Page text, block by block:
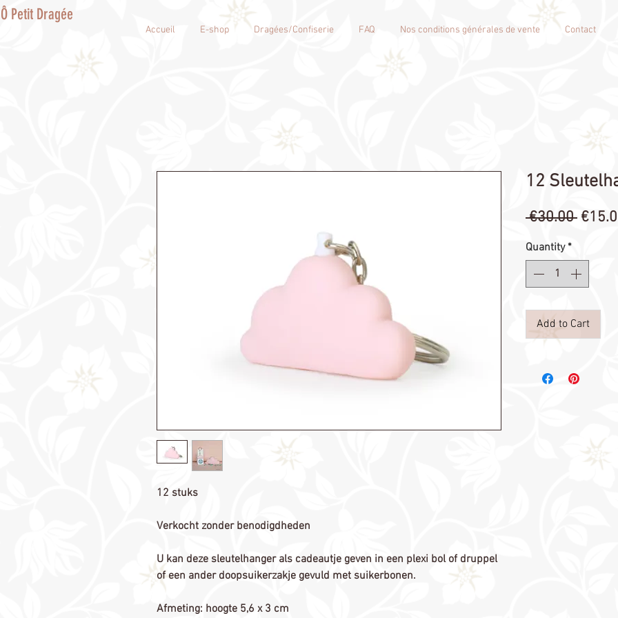
Ô Petit Dragée
Accueil E-shop Dragées/Confiserie FAQ Nos conditions générales de vente Contact
12 stuks
Verkocht zonder benodigdheden
U kan deze sleutelhanger als cadeautje geven in een plexi bol of druppel
of een ander doopsuikerzakje gevuld met suikerbonen.
Afmeting: hoogte 5,6 x 3 cm
12
€30.00
Quantity *
Add to Cart